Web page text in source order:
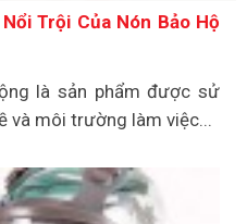
Trội Của Nón Bảo Hộ
là sản phẩm được sử
và môi trường làm việc...